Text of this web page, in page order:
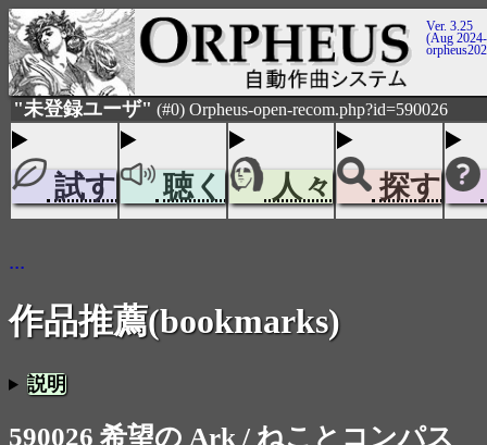
Ver. 3.25
(Aug
"未登録ユーザ" (#0) Orpheus-open-recom.php?id=590026
試す 聴く 人々 探す
...
作品推薦(bookmarks)
説明
590026 希望の Ark / ねことコンパス